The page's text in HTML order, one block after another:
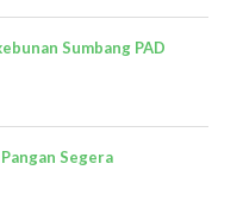
Sumbang PAD
Segera